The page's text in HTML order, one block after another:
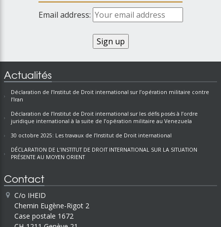
Email address:
Actualités
Déclaration de l’Institut de Droit international sur l’opération militaire contre
l’Iran
Déclaration de l’Institut de Droit international sur les défis posés à l’ordre
juridique international à la suite de l’opération militaire au Venezuela
30 octobre 2025: Les travaux de l’Institut de Droit international
DÉCLARATION DE L’INSTITUT DE DROIT INTERNATIONAL SUR LA SITUATION
PRÉSENTE AU MOYEN ORIENT
Contact
C/o IHEID
Chemin Eugène-Rigot 2
Case postale 1672